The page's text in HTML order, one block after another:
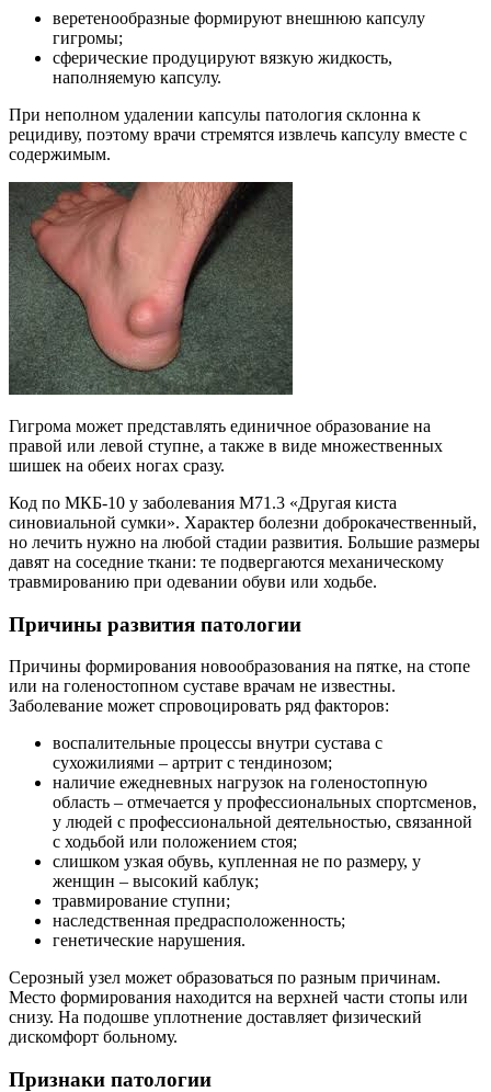
веретенообразные формируют внешнюю капсулу
гигромы;
сферические продуцируют вязкую жидкость,
наполняемую капсулу.
При неполном удалении капсулы патология склонна к
рецидиву, поэтому врачи стремятся извлечь капсулу вместе с
содержимым.
Гигрома может представлять единичное образование на
правой или левой ступне, а также в виде множественных
шишек на обеих ногах сразу.
Код по МКБ-10 у заболевания М71.3 «Другая киста
синовиальной сумки». Характер болезни доброкачественный,
но лечить нужно на любой стадии развития. Большие размеры
давят на соседние ткани: те подвергаются механическому
травмированию при одевании обуви или ходьбе.
Причины развития патологии
Причины формирования новообразования на пятке, на стопе
или на голеностопном суставе врачам не известны.
Заболевание может спровоцировать ряд факторов:
воспалительные процессы внутри сустава с
сухожилиями – артрит с тендинозом;
наличие ежедневных нагрузок на голеностопную
область – отмечается у профессиональных спортсменов,
у людей с профессиональной деятельностью, связанной
с ходьбой или положением стоя;
слишком узкая обувь, купленная не по размеру, у
женщин – высокий каблук;
травмирование ступни;
наследственная предрасположенность;
генетические нарушения.
Серозный узел может образоваться по разным причинам.
Место формирования находится на верхней части стопы или
снизу. На подошве уплотнение доставляет физический
дискомфорт больному.
Признаки патологии